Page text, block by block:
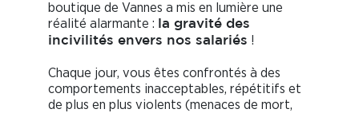
boutique de Vannes a mis en lumière une
réalité alarmante :
la gravité des
incivilités envers nos salariés !
Chaque jour, vous êtes confrontés à des
comportements inacceptables, répétitifs et
de plus en plus violents (menaces de mort,